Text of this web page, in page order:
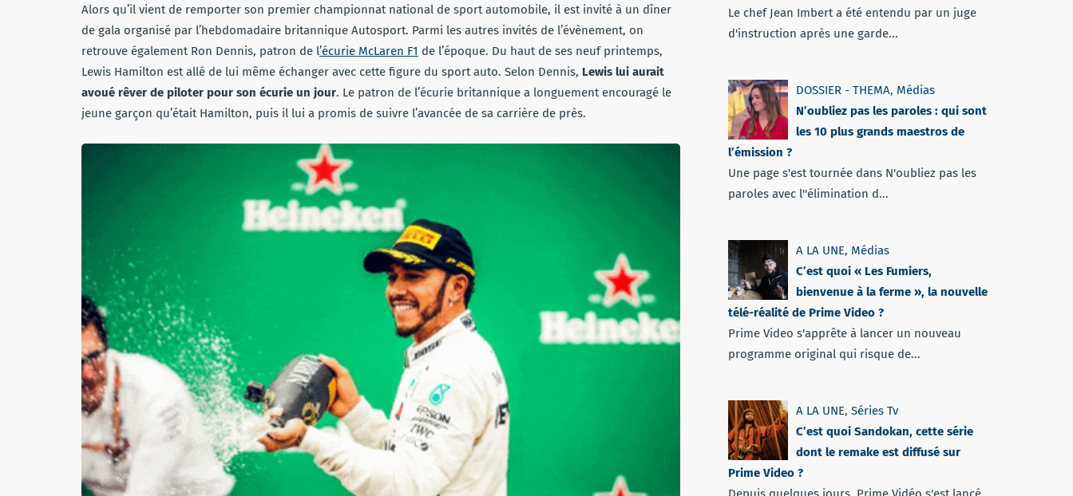
Alors qu’il vient de remporter son premier championnat national de sport automobile, il est invité à un dîner
de gala organisé par l’hebdomadaire britannique Autosport. Parmi les autres invités de l’évènement, on
retrouve également Ron Dennis, patron de l’écurie McLaren F1 de l’époque. Du haut de ses neuf printemps,
Lewis Hamilton est allé de lui même échanger avec cette figure du sport auto. Selon Dennis, Lewis lui aurait
avoué rêver de piloter pour son écurie un jour. Le patron de l’écurie britannique a longuement encouragé le
jeune garçon qu’était Hamilton, puis il lui a promis de suivre l’avancée de sa carrière de près.
Le chef Jean Imbert a été entendu par un juge
d'instruction après une garde...
DOSSIER - THEMA, Médias
N’oubliez pas les paroles : qui sont
les 10 plus grands maestros de
l’émission ?
Une page s'est tournée dans N'oubliez pas les
paroles avec l''élimination d...
A LA UNE, Médias
C’est quoi « Les Fumiers,
bienvenue à la ferme », la nouvelle
télé-réalité de Prime Video ?
Prime Video s'apprête à lancer un nouveau
programme original qui risque de...
A LA UNE, Séries Tv
C’est quoi Sandokan, cette série
dont le remake est diffusé sur
Prime Video ?